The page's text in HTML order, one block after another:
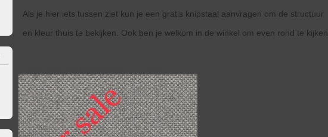
Als je hier iets tussen ziet kun je een gratis knipstaal aanvragen om de structuur
en kleur thuis te bekijken. Ook ben je welkom in de winkel om even rond te kijken.